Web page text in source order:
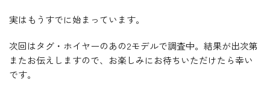
実はもうすでに始まっています。
次回はタグ・ホイヤーのあの2モデルで調査中。結果が出次第
またお伝えしますので、お楽しみにお待ちいただけたら幸い
です。